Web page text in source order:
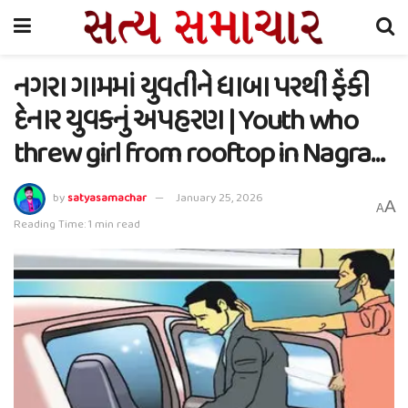
નગરા ગામમાં યુવતીને ધાબા પરથી ફેંકી
દેનાર યુવકનું અપહરણ | Youth who
threw girl from rooftop in Nagra…
bysatyasamachar
January 25, 2026
Reading Time: 1 min read
AA